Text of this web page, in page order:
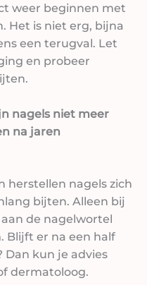
weer beginnen met
Het is niet erg, bijna
een terugval. Let
en probeer
nagels niet meer
na jaren
herstellen nagels zich
bijten. Alleen bij
de nagelwortel
Blijft er na een half
Dan kun je advies
dermatoloog.